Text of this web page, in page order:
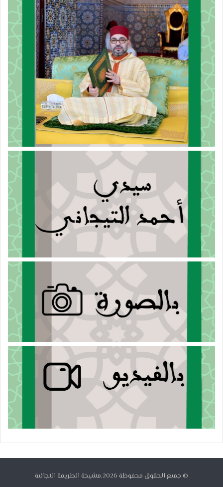
© جميع الحقوق محفوظة 2026,مشيخة الطريقة التجانية